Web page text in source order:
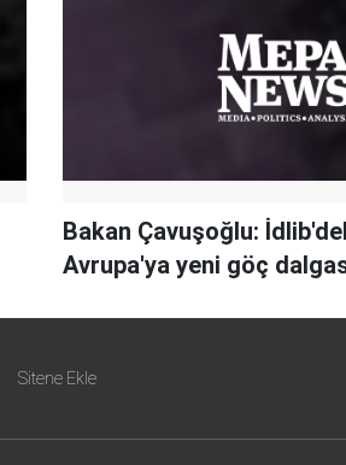
Bakan Çavuşoğlu:
Avrupa'ya yeni göç
Sitene Ekle